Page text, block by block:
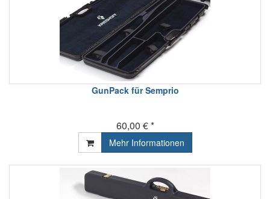
GunPack für Semprio
60,00 € *
Mehr Informationen